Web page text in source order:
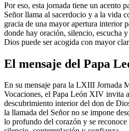
Por eso, esta jornada tiene un acento
Señor llama al sacerdocio y a la vida
gracia de una mayor apertura interior
donde hay oración, silencio, escucha
Dios puede ser acogida con mayor
El mensaje del Papa
En su mensaje para la LXIII Jornada
Vocaciones, el Papa León XIV invita
descubrimiento interior del don de
la llamada del Señor no se impone
lo profundo del corazón y se